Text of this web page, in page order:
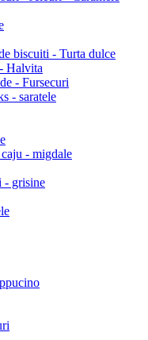
biscuiti - Turta dulce
Halvita
- Fursecuri
- saratele
- migdale
- grisine